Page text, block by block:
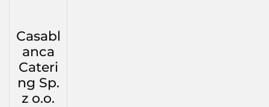
Casabl
anca
Cateri
ng Sp.
z o.o.